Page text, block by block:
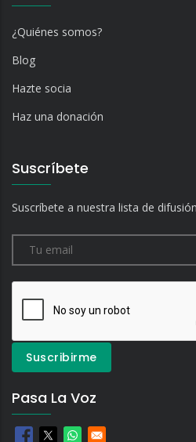
¿Quiénes somos?
Blog
Hazte socia
Haz una donación
Suscríbete
Suscríbete a nuestra lista de difusión
Pasa La Voz